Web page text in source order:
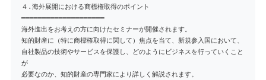
４.海外展開における商標権取得のポイント
━━━━━━━━━━━━━━━━━━━━
海外進出をお考えの方に向けたセミナーが開催されます。
知的財産に（特に商標権取得に関して）焦点を当て、新規参入国において、
自社製品の技術やサービスを保護し、どのようにビジネスを行っていくこと
が
必要なのか、知的財産の専門家により詳しく解説されます。